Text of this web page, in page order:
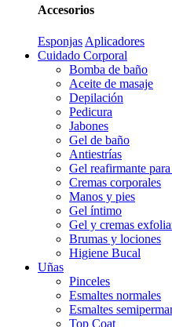
Accesorios
Esponjas Aplicadores
Cuidado Corporal
Bomba de baño
Aceite de masaje
Depilación
Pedicura
Jabones
Gel de baño
Antiestrías
Gel reafirmante
Cremas corporales
Manos y pies
Gel íntimo
Gel y cremas
Brumas y lociones
Higiene Bucal
Uñas
Pinceles
Esmaltes normales
Esmaltes
Top Coat